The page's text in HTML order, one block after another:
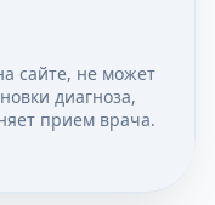
сайте, не может
диагноза,
прием врача.